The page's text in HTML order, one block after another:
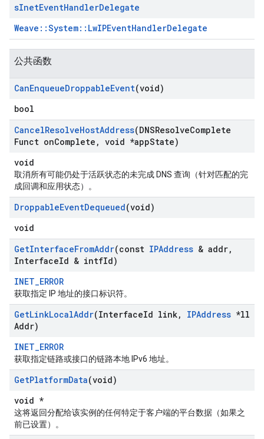
sInetEventHandlerDelegate
Weave::System::LwIPEventHandlerDelegate
公共函数
CanEnqueueDroppableEvent(void)
bool
CancelResolveHostAddress(DNSResolveComplete
Funct onComplete , void *appState)
void
取消所有可能仍处于活跃状态的未完成 DNS 查询（针对匹配的完
成回调和应用状态）。
DroppableEventDequeued(void)
void
GetInterfaceFromAddr(const IPAddress & addr,
InterfaceId & intfId)
INET_ERROR
获取指定 IP 地址的接口标识符。
GetLinkLocalAddr(InterfaceId link, IPAddress *ll
Addr)
INET_ERROR
获取指定链路或接口的链路本地 IPv6 地址。
GetPlatformData(void)
void *
这将返回分配给该实例的任何特定于客户端的平台数据（如果之
前已设置）。